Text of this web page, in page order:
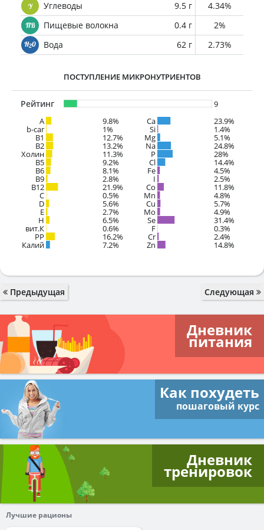
Углеводы
9.5 г
4.34%
Пищевые волокна
0.4 г
2%
Вода
62 г 2.73%
ПОСТУПЛЕНИЕ МИКРОНУТРИЕНТОВ
Рейтинг
9
A
9.8%
b-car 1%
В1 12.7%
B2 13.2%
Холин 11.3%
B5 9.2%
B6 8.1%
B9 2.8%
B12 21.9%
C 0.5%
D 5.6%
E 2.7%
H 6.5%
вит.К 0.6%
PP 16.2%
Калий 7.2%
Ca 23.9%
Si 1.4%
Mg 5.1%
Na 24.8%
P 28%
Cl 14.4%
Fe 4.5%
I 2.5%
Co 11.8%
Mn 4.8%
Cu 5.7%
Mo 4.9%
Se 31.4%
F 0.3%
Cr 2.4%
Zn 14.8%
Предыдущая Следующая
Дневник
питания
Как похудеть
пошаговый курс
Дневник
тренировок
Лучшие рационы